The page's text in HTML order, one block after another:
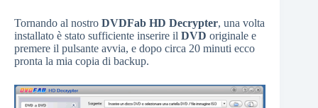
Tornando al nostro DVDFab HD Decrypter, una volta
installato è stato sufficiente inserire il DVD originale e
premere il pulsante avvia, e dopo circa 20 minuti ecco
pronta la mia copia di backup.